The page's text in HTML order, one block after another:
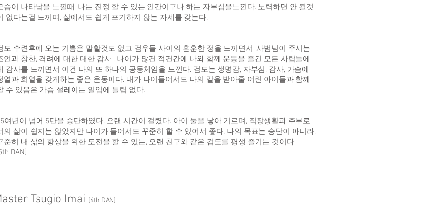
습이 나타남을 느낄때, 나는 진정 할 수 있는 인간이구나 하는 자부심을느낀다. 노력하면 안 될것
없다는걸 느끼며, 삶에서도 쉽게 포기하지 않는 자세를 갖는다.
도 수련후에 오는 기쁨은 말할것도 없고 검우들 사이의 훈훈한 정을 느끼면서 ,사범님이 주시는
언과 창찬, 격려에 대한 대한 감사 , 나이가 많건 적건간에 나와 함께 운동을 즐긴 모든 사람들에
감사를 느끼면서 이건 나의 또 하나의 공동체임을 느낀다. 검도는 생명감, 자부심, 감사, 가슴에
열과 희열을 갖게하는 좋은 운동이다. 내가 나이들어서도 나의 칼을 받아줄 어린 아이들과 함께
수 있음은 가슴 설레이는 일임에 틀림 없다.
여년이 넘어 5단을 승단하였다. 오랜 시간이 걸렸다. 아이 둘을 낳아 기르며, 직장생활과 주부로
의 삶이 쉽지는 않았지만 나이가 들어서도 꾸준히 할 수 있어서 좋다. 나의 목표는 승단이 아니라,
준히 내 삶의 향상을 위한 도전을 할 수 있는, 오랜 친구와 같은 검도를 평생 즐기는 것이다.
DAN]
Tsugio Imai [4th DAN]